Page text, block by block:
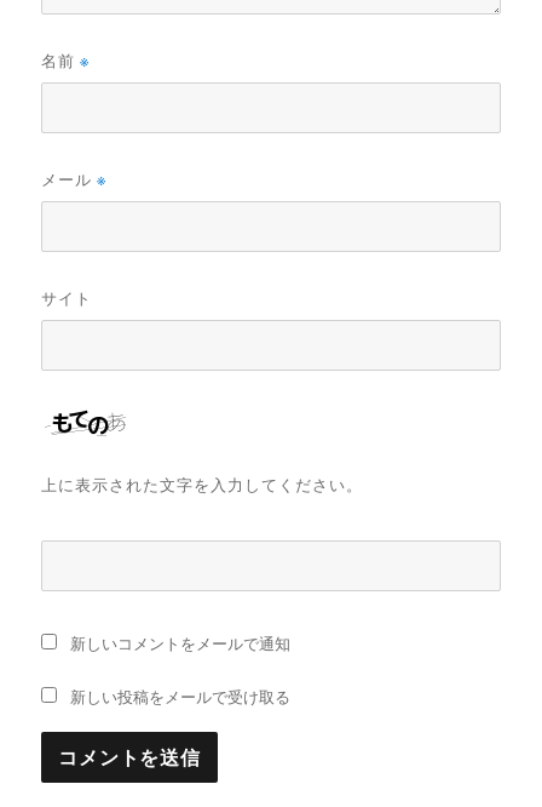
名前※
メール※
サイト
上に表示された文字を入力してください。
新しいコメントをメールで通知
新しい投稿をメールで受け取る